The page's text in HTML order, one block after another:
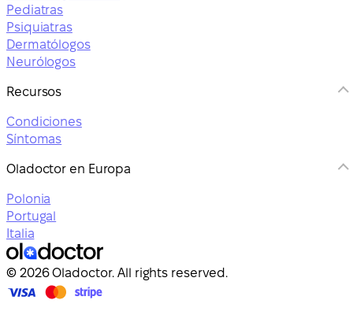
Pediatras
Psiquiatras
Dermatólogos
Neurólogos
Recursos
Condiciones
Síntomas
Oladoctor en Europa
Polonia
Portugal
Italia
© 2026 Oladoctor. All rights reserved.